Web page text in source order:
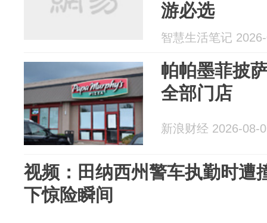
游必选
智慧生活笔记
帕帕墨菲披
全部门店
新浪财经 2026-08-
视频：田纳西州警车执勤时遭
下惊险瞬间